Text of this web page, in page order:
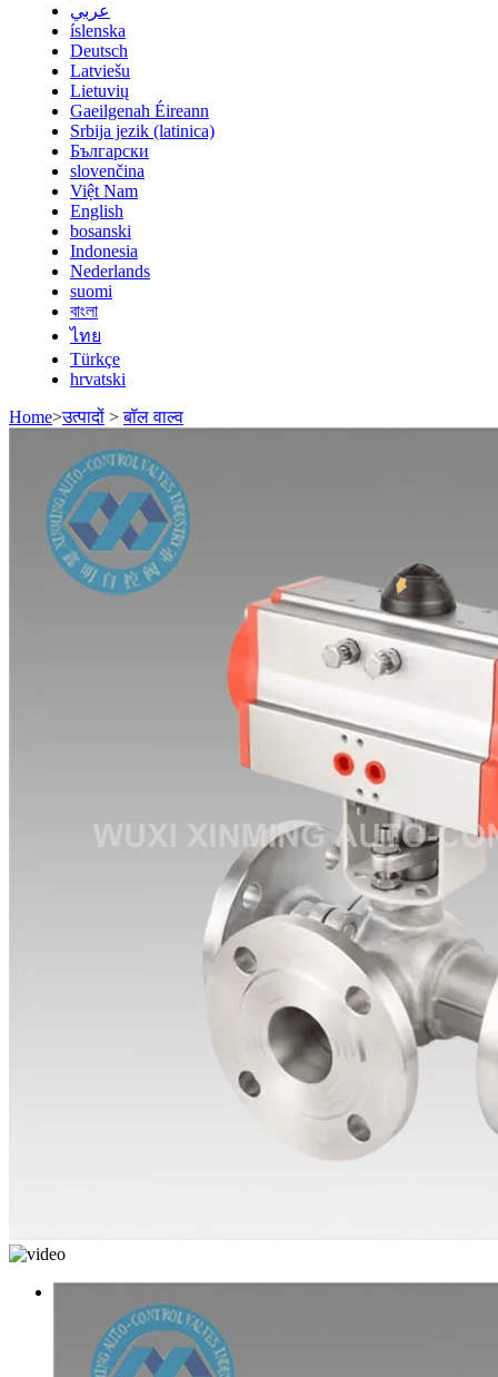
عربي
íslenska
Deutsch
Latviešu
Lietuvių
Gaeilgenah Éireann
Srbija jezik (latinica)
Български
slovenčina
Việt Nam
English
bosanski
Indonesia
Nederlands
suomi
বাংলা
ไทย
Türkçe
hrvatski
Home>उत्पादों > बॉल वाल्व